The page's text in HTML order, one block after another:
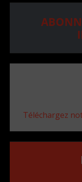
Téléchargez